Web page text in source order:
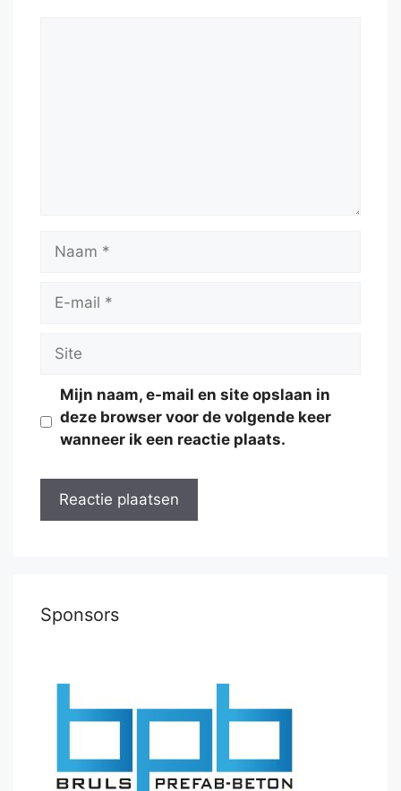
Naam
Site
Mijn naam, e-mail en site opslaan in
deze browser voor de volgende keer
wanneer ik een reactie plaats.
Sponsors